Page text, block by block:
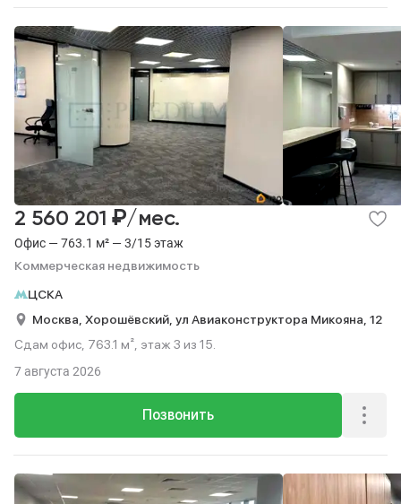
Офис — 763.1 м² — 3/15 этаж
Коммерческая недвижимость
2 560 201 ₽/мес.
ЦСКА
Москва, Хорошёвский, ул Авиаконструктора Микояна, 12
Сдам офис, 763.1 м², этаж 3 из 15.
Позвонить
7 августа 2026